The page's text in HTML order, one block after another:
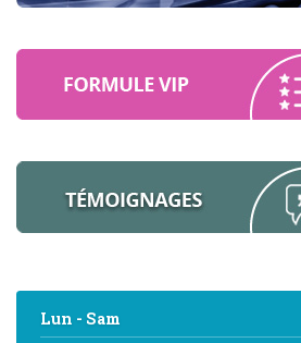
Lun - Sam